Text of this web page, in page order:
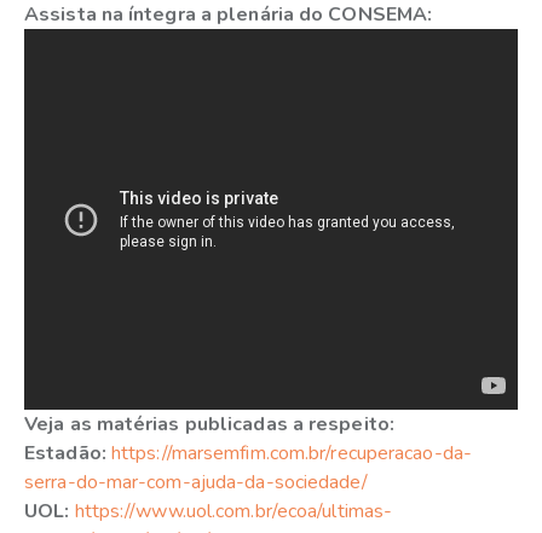
Assista na íntegra a plenária do CONSEMA:
Veja as matérias publicadas a respeito:
Estadão: https://marsemfim.com.br/recuperacao-da-
serra-do-mar-com-ajuda-da-sociedade/
UOL: https://www.uol.com.br/ecoa/ultimas-